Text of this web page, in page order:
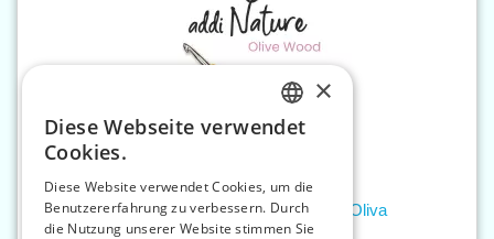
Wollhäkelnadel 4 mm addiNature Oliva
CZECH
ENGLISH
×
Diese Webseite verwendet
Cookies.
Diese Website verwendet Cookies, um die
Benutzererfahrung zu verbessern. Durch
die Nutzung unserer Website stimmen Sie